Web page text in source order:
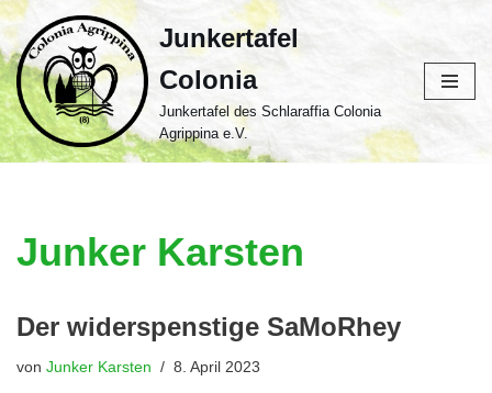
Zum
Inhalt
springen
Junkertafel
Colonia
Junkertafel des Schlaraffia Colonia
Agrippina e.V.
Junker Karsten
Der widerspenstige SaMoRhey
von Junker Karsten 8. April 2023